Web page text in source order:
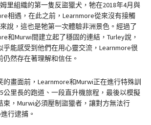
里組織的第一隻反盜獵犬，牠在2018年4月與
相遇，在此之前，Learnmore從來沒有接觸
說，這也是牠第一次體驗非洲景色。經過了
和Murwi間建立起了穩固的連結，Turley說，
乎能感受到他們在用心靈交流，Learnmore很
然存在著理解和信任。
畫面前，Learnmore和Murwi正在進行特殊訓
公里長的跑道、一段直升機旅程，最後以模擬
束，Murwi必須壓制盜獵者，讓對方無法行
行逮捕。